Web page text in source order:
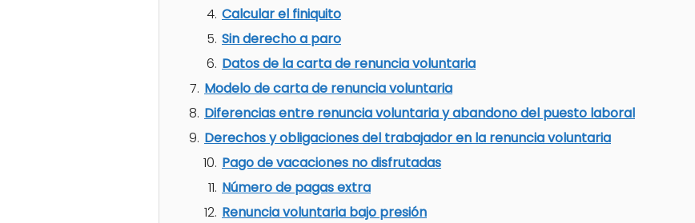
Calcular el finiquito
Sin derecho a paro
Datos de la carta de renuncia voluntaria
Modelo de carta de renuncia voluntaria
Diferencias entre renuncia voluntaria y abandono del puesto laboral
Derechos y obligaciones del trabajador en la renuncia voluntaria
Pago de vacaciones no disfrutadas
Número de pagas extra
Renuncia voluntaria bajo presión